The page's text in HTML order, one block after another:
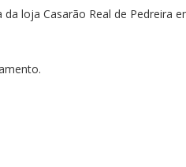
loja Casarão Real de Pedreira